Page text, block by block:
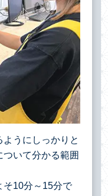
うにしっかりと
いて分かる範囲
そ10分～15分で